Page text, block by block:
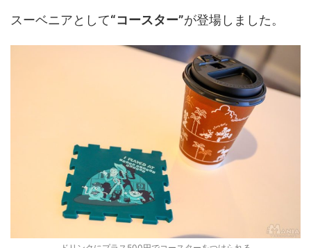
スーベニアとして“コースター”が登場しました。